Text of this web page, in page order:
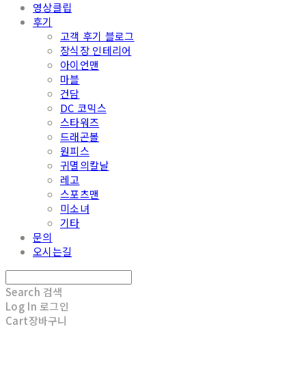
영상클립
후기
고객 후기 블로그
장식장 인테리어
아이언맨
마블
건담
DC 코믹스
스타워즈
드래곤볼
원피스
귀멸의칼날
레고
스포츠맨
미소녀
기타
문의
오시는길
Search 검색
Log In 로그인
Cart장바구니